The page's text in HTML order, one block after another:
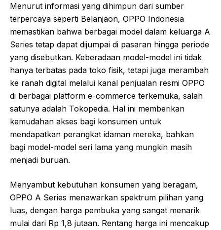
Menurut informasi yang dihimpun dari sumber
terpercaya seperti Belanjaon, OPPO Indonesia
memastikan bahwa berbagai model dalam keluarga A
Series tetap dapat dijumpai di pasaran hingga periode
yang disebutkan. Keberadaan model-model ini tidak
hanya terbatas pada toko fisik, tetapi juga merambah
ke ranah digital melalui kanal penjualan resmi OPPO
di berbagai platform e-commerce terkemuka, salah
satunya adalah Tokopedia. Hal ini memberikan
kemudahan akses bagi konsumen untuk
mendapatkan perangkat idaman mereka, bahkan
bagi model-model seri lama yang mungkin masih
menjadi buruan.
Menyambut kebutuhan konsumen yang beragam,
OPPO A Series menawarkan spektrum pilihan yang
luas, dengan harga pembuka yang sangat menarik
mulai dari Rp 1,8 jutaan. Rentang harga ini mencakup